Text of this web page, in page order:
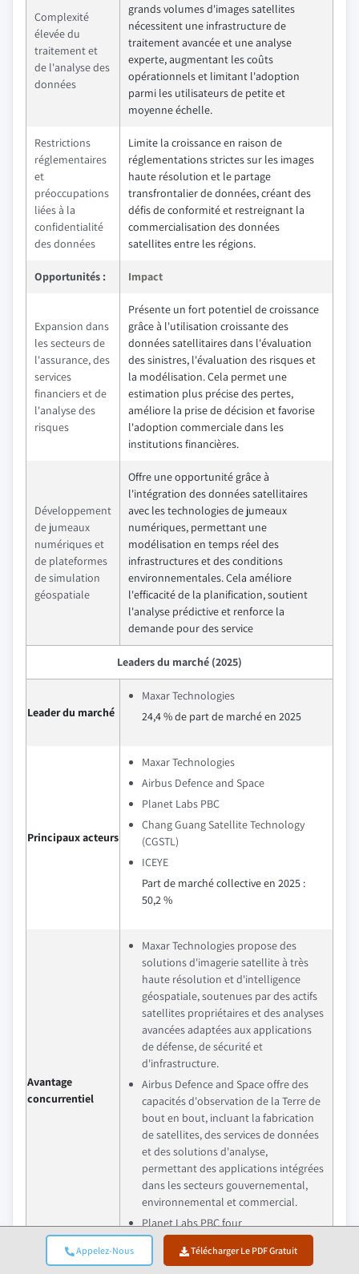
Appelez-Nous Télécharger Le PDF Gratuit
Complexité
élevée du
traitement et
de l'analyse des
données
grands volumes d'images satellites
nécessitent une infrastructure de
traitement avancée et une analyse
experte, augmentant les coûts
opérationnels et limitant l'adoption
parmi les utilisateurs de petite et
moyenne échelle.
Restrictions
réglementaires
et
préoccupations
liées à la
confidentialité
des données
Limite la croissance en raison de
réglementations strictes sur les images
haute résolution et le partage
transfrontalier de données, créant des
défis de conformité et restreignant la
commercialisation des données
satellites entre les régions.
Opportunités : Impact
Expansion dans
les secteurs de
l'assurance, des
services
financiers et de
l'analyse des
risques
Présente un fort potentiel de croissance
grâce à l'utilisation croissante des
données satellitaires dans l'évaluation
des sinistres, l'évaluation des risques et
la modélisation. Cela permet une
estimation plus précise des pertes,
améliore la prise de décision et favorise
l'adoption commerciale dans les
institutions financières.
Développement
de jumeaux
numériques et
de plateformes
de simulation
géospatiale
Offre une opportunité grâce à
l'intégration des données satellitaires
avec les technologies de jumeaux
numériques, permettant une
modélisation en temps réel des
infrastructures et des conditions
environnementales. Cela améliore
l'efficacité de la planification, soutient
l'analyse prédictive et renforce la
demande pour des service
Leaders du marché (2025)
Leader du marché
Maxar Technologies
24,4 % de part de marché en 2025
Principaux acteurs
Maxar Technologies
Airbus Defence and Space
Planet Labs PBC
Chang Guang Satellite Technology
(CGSTL)
ICEYE
Part de marché collective en 2025 :
50,2 %
Avantage
concurrentiel
Maxar Technologies propose des
solutions d'imagerie satellite à très
haute résolution et d'intelligence
géospatiale, soutenues par des actifs
satellites propriétaires et des analyses
avancées adaptées aux applications
de défense, de sécurité et
d'infrastructure.
Airbus Defence and Space offre des
capacités d'observation de la Terre de
bout en bout, incluant la fabrication
de satellites, des services de données
et des solutions d'analyse,
permettant des applications intégrées
dans les secteurs gouvernemental,
environnemental et commercial.
Planet Labs PBC four
Aperçus régionaux